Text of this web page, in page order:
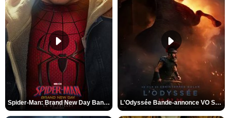
Spider-Man: Brand New Day Bande-annonce VO STFR L'Odyssée Bande-annonce VO STFR